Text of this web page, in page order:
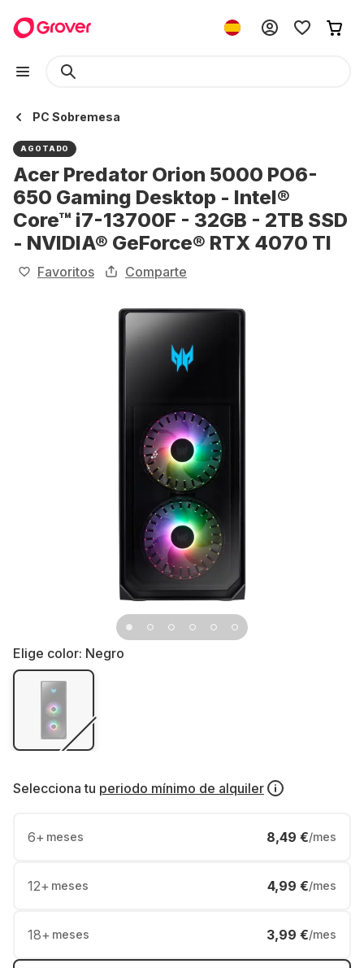
PC Sobremesa
AGOTADO
Acer Predator Orion 5000 PO6-
650 Gaming Desktop - Intel®
Core™ i7-13700F - 32GB - 2TB SSD
- NVIDIA® GeForce® RTX 4070 TI
Favoritos Comparte
Elige color: Negro
Selecciona tu periodo mínimo de alquiler
6+ meses 8,49 €/mes
12+ meses 4,99 €/mes
18+ meses 3,99 €/mes